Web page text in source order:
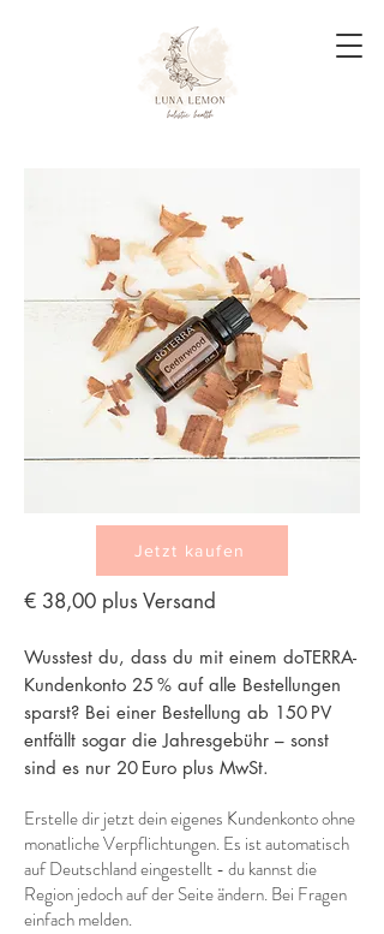
Jetzt kaufen
​​€ 38,00 plus Versand
Wusstest du, dass du mit einem doTERRA-
Kundenkonto 25 % auf alle Bestellungen
sparst? Bei einer Bestellung ab 150 PV
entfällt sogar die Jahresgebühr – sonst
sind es nur 20 Euro plus MwSt.
Erstelle dir jetzt dein eigenes Kundenkonto ohne
monatliche Verpflichtungen. Es ist automatisch
auf Deutschland eingestellt - du kannst die
Region jedoch auf der Seite ändern. Bei Fragen
einfach melden.